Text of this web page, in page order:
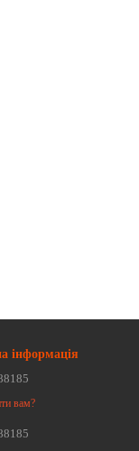
інформація
вам?